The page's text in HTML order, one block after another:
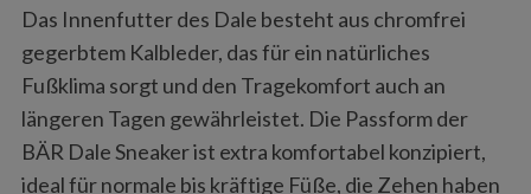
Das Innenfutter des Dale besteht aus chromfrei
gegerbtem Kalbleder, das für ein natürliches
Fußklima sorgt und den Tragekomfort auch an
längeren Tagen gewährleistet. Die Passform der
BÄR Dale Sneaker ist extra komfortabel konzipiert,
ideal für normale bis kräftige Füße, die Zehen haben